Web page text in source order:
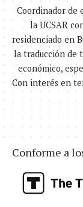
Coordinador de
la UCSAR
residenciado en
la traducción de
económico,
Con interés en
Conforme a